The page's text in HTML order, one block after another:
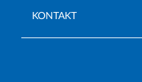
KONTAKT